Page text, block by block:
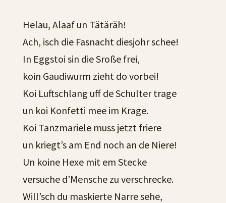
Helau, Alaaf un Tätäräh!
Ach, isch die Fasnacht diesjohr schee!
In Eggstoi sin die Sroße frei,
koin Gaudiwurm zieht do vorbei!
Koi Luftschlang uff de Schulter trage
un koi Konfetti mee im Krage.
Koi Tanzmariele muss jetzt friere
un kriegt’s am End noch an de Niere!
Un koine Hexe mit em Stecke
versuche d’Mensche zu verschrecke.
Will’sch du maskierte Narre sehe,